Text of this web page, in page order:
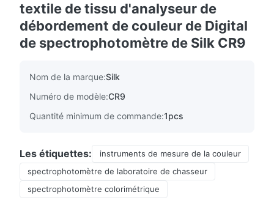
textile de tissu d'analyseur de
débordement de couleur de Digital
de spectrophotomètre de Silk CR9
Nom de la marque:Silk
Numéro de modèle:CR9
Quantité minimum de commande:1pcs
Les étiquettes:
instruments de mesure de la couleur
spectrophotomètre de laboratoire de chasseur
spectrophotomètre colorimétrique